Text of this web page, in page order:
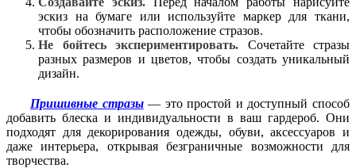
эскиз на бумаге или используйте маркер для ткани,
чтобы обозначить расположение стразов.
Не бойтесь экспериментировать. Сочетайте стразы
разных размеров и цветов, чтобы создать уникальный
дизайн.
Пришивные стразы— это простой и доступный способ
добавить блеска и индивидуальности в ваш гардероб. Они
подходят для декорирования одежды, обуви, аксессуаров и
даже интерьера, открывая безграничные возможности для
творчества.